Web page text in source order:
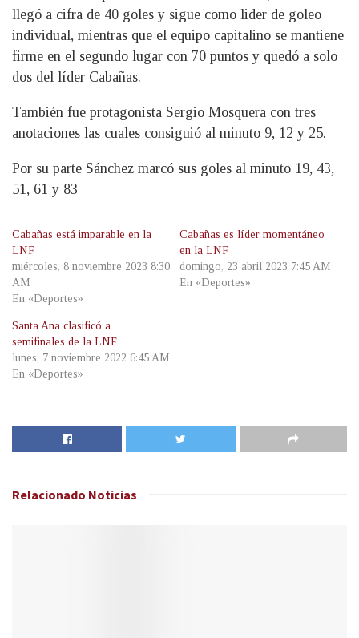
llegó a cifra de 40 goles y sigue como lider de goleo
individual, mientras que el equipo capitalino se mantiene
firme en el segundo lugar con 70 puntos y quedó a solo
dos del líder Cabañas.
También fue protagonista Sergio Mosquera con tres
anotaciones las cuales consiguió al minuto 9, 12 y 25.
Por su parte Sánchez marcó sus goles al minuto 19, 43,
51, 61 y 83
Cabañas está imparable en la
LNF
miércoles, 8 noviembre 2023 8:30
AM
En «Deportes»
Cabañas es líder momentáneo
en la LNF
domingo, 23 abril 2023 7:45 AM
En «Deportes»
Santa Ana clasificó a
semifinales de la LNF
lunes, 7 noviembre 2022 6:45 AM
En «Deportes»
Relacionado Noticias